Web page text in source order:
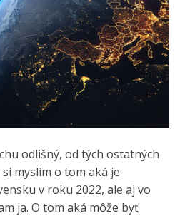
odlišný, od tých ostatných
myslím o tom aká je
v roku 2022, ale aj vo
ja. O tom aká môže byť